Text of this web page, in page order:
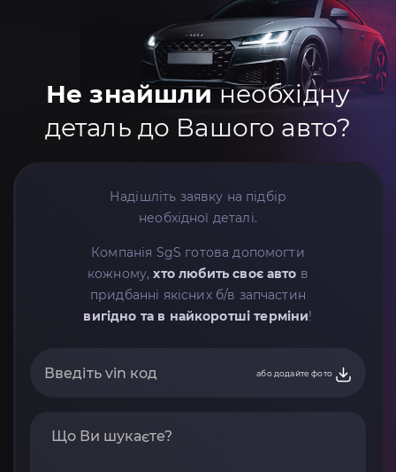
Не знайшлинеобхідну
деталь до Вашого авто?
Надішліть заявку на підбір
необхідної деталі.
Компанія SgS готова допомогти
кожному,хто любить своє авто в
придбанні якісних б/в запчастин
вигідно та в найкоротші терміни!
або додайте фото